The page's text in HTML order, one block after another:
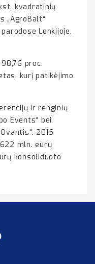
kvadratinių
„AgroBalt“
Lenkijoje,
proc.
kurį patikėjimo
ir renginių
Events“ bei
2015
mln. eurų
konsoliduoto